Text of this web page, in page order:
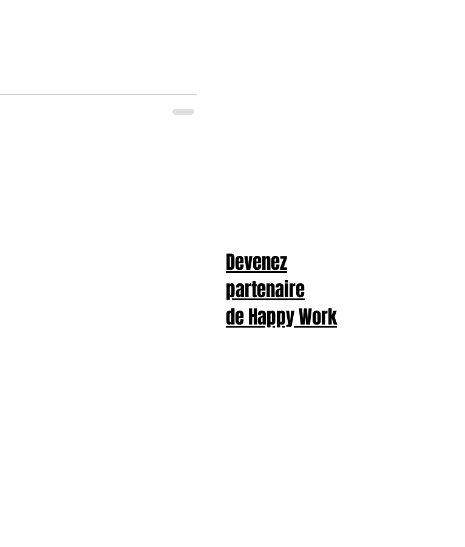
Devenez
partenaire
de Happy Work